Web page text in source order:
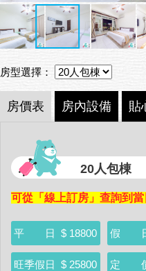
房型選擇：
房價表 房內設備 貼
20人包棟
可從「線上訂房」查詢到
平 日 $ 18800 假
旺季假日 $ 25800 定